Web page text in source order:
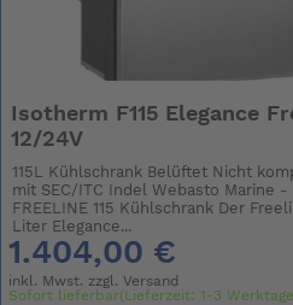
Isotherm F115 Elegance
12/24V
115L Kühlschrank Belüftet Nicht
mit SEC/ITC Indel Webasto Marine -
FREELINE 115 Kühlschrank Der
Liter Elegance...
1.404,00 €
inkl. Mwst. zzgl.Versand
Sofort lieferbar(Lieferzeit: 1-3